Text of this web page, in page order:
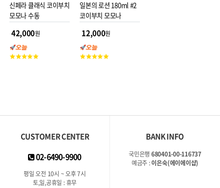
신페라 클래식 코이부치
모모나 수동
42,000원
고
일본의 로션 180ml #2
코이부치 모모나
12,000원
고
CUSTOMER CENTER
02-6490-9900
평일 오전 10시 ~ 오후 7시
토,일,공휴일 : 휴무
BANK INFO
국민은행 680401-00-116737
예금주 :이은숙(에이에이샵)